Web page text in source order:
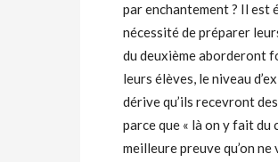
par enchantement ? Il est
nécessité de préparer
du deuxième aborderont
leurs élèves, le niveau
dérive qu’ils recevront
parce que « là on y fait du
meilleure preuve qu’on